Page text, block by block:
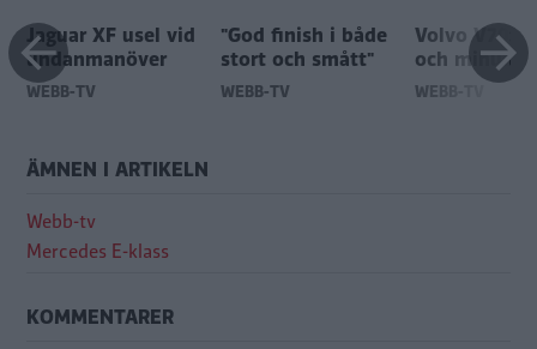
Jaguar XF usel vid
undanmanöver
WEBB-TV
"God finish i både
stort och smått"
WEBB-TV
Volvo V70:
och minus
WEBB-TV
ÄMNEN I ARTIKELN
Webb-tv
Mercedes E-klass
KOMMENTARER